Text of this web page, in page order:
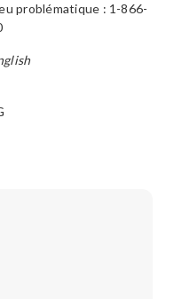
problématique : 1-866-